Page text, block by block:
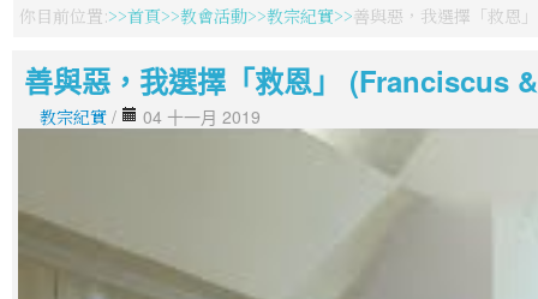
你目前位置: 首頁 教會活動 教宗紀實 善與惡，我選擇「救
善與惡，我選擇「救恩」 (Franciscus
教宗紀實 / 04 十一月 2019